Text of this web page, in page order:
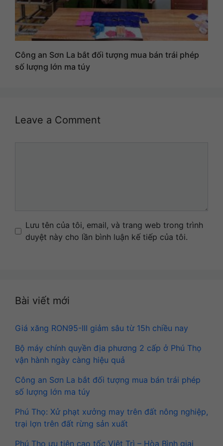
Công an Sơn La bắt đối tượng mua bán trái phép
số lượng lớn ma túy
Leave a Comment
Name
Email
Website
Lưu tên của tôi, email, và trang web trong trình
duyệt này cho lần bình luận kế tiếp của tôi.
Bài viết mới
Giá xăng RON95-III giảm sâu từ 15h chiều nay
Bộ máy chính quyền địa phương 2 cấp ở Phú Thọ
vận hành ngày càng hiệu quả
Công an Sơn La bắt đối tượng mua bán trái phép
số lượng lớn ma túy
Phú Thọ: Xử phạt xưởng may trên đất nông nghiệp,
trại lợn trên đất rừng sản xuất
Phú Thọ ưu tiên cao tốc Việt Trì – Hòa Bình giai